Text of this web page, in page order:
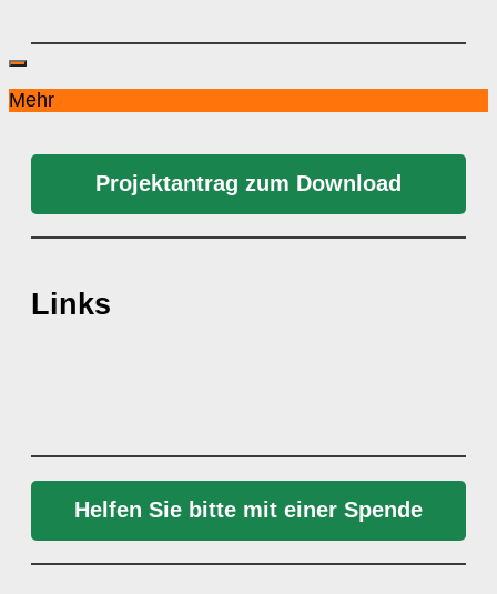
Mehr
Projektantrag zum Download
Links
Helfen Sie bitte mit einer Spende